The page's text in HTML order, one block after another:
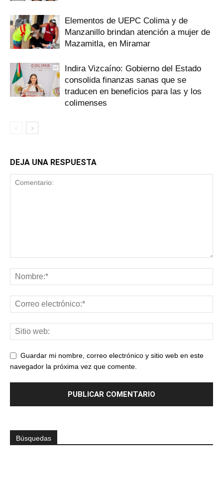
Elementos de UEPC Colima y de
Manzanillo brindan atención a mujer de
Mazamitla, en Miramar
Indira Vizcaíno: Gobierno del Estado
consolida finanzas sanas que se
traducen en beneficios para las y los
colimenses
DEJA UNA RESPUESTA
Guardar mi nombre, correo electrónico y sitio web en este
navegador la próxima vez que comente.
Búsquedas